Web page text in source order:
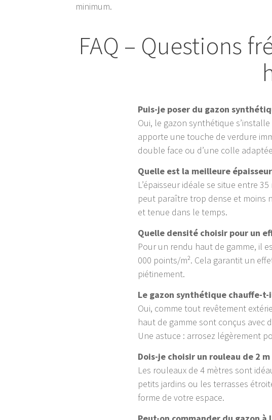
minimum.
FAQ – Questions
Puis-je poser du gazon
Oui, le gazon synthétique
apporte une touche de verdure
double face ou d’une colle
Quelle est la meilleure
L’épaisseur idéale se situe entre
peut paraître trop dense et moins
et tenue dans le temps.
Quelle densité choisir pour un
Pour un rendu haut de gamme, il
000 points/m². Cela garantit un
piétinement.
Le gazon synthétique chauffe-t-
Oui, comme tout revêtement
haut de gamme sont conçus avec
Une astuce : arrosez légèrement
Dois-je choisir un rouleau de 2
Les rouleaux de 4 mètres sont
petits jardins ou les terrasses
forme de votre espace.